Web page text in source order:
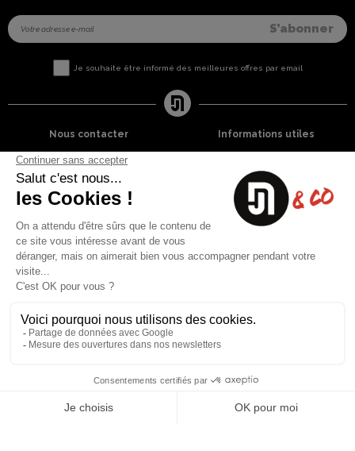
Je souhaite être informé des meilleures offres par email
Nous contacter
8 rue du capitaine Jean Croisa
13009 Marseille
+33 (0)4 91 07 41 16
Facebook Instagram
Informations utiles
Garantie satisfaction
Paiement sécurisé
Plan du site
Blog
Nos produits
Meilleures ventes
Liste des marques
Fiches de sécurité
A propos
Contactez-nous
Web-design
Conception